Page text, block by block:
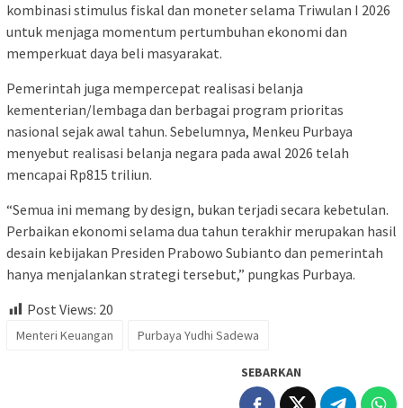
kombinasi stimulus fiskal dan moneter selama Triwulan I 2026
untuk menjaga momentum pertumbuhan ekonomi dan
memperkuat daya beli masyarakat.
Pemerintah juga mempercepat realisasi belanja
kementerian/lembaga dan berbagai program prioritas
nasional sejak awal tahun. Sebelumnya, Menkeu Purbaya
menyebut realisasi belanja negara pada awal 2026 telah
mencapai Rp815 triliun.
“Semua ini memang by design, bukan terjadi secara kebetulan.
Perbaikan ekonomi selama dua tahun terakhir merupakan hasil
desain kebijakan Presiden Prabowo Subianto dan pemerintah
hanya menjalankan strategi tersebut,” pungkas Purbaya.
Post Views: 20
Menteri Keuangan Purbaya Yudhi Sadewa
SEBARKAN